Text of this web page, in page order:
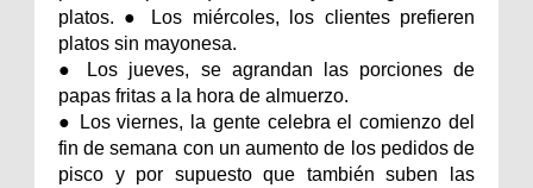
platos. ● Los miércoles, los clientes prefieren
platos sin mayonesa.
● Los jueves, se agrandan las porciones de
papas fritas a la hora de almuerzo.
● Los viernes, la gente celebra el comienzo del
fin de semana con un aumento de los pedidos de
pisco y por supuesto que también suben las